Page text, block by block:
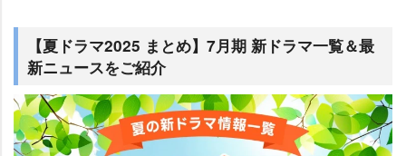
【夏ドラマ2025 まとめ】7月期 新ドラマ一覧＆最
新ニュースをご紹介